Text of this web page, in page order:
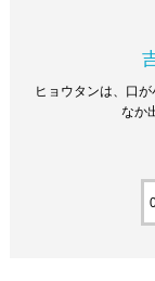
ヒョウタンは、口
なか